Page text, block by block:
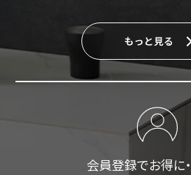
もっと見る
会員登録でお得に